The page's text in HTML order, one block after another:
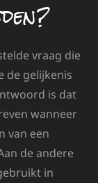
vraag die
de gelijkenis
is dat
wanneer
van een
de andere
in